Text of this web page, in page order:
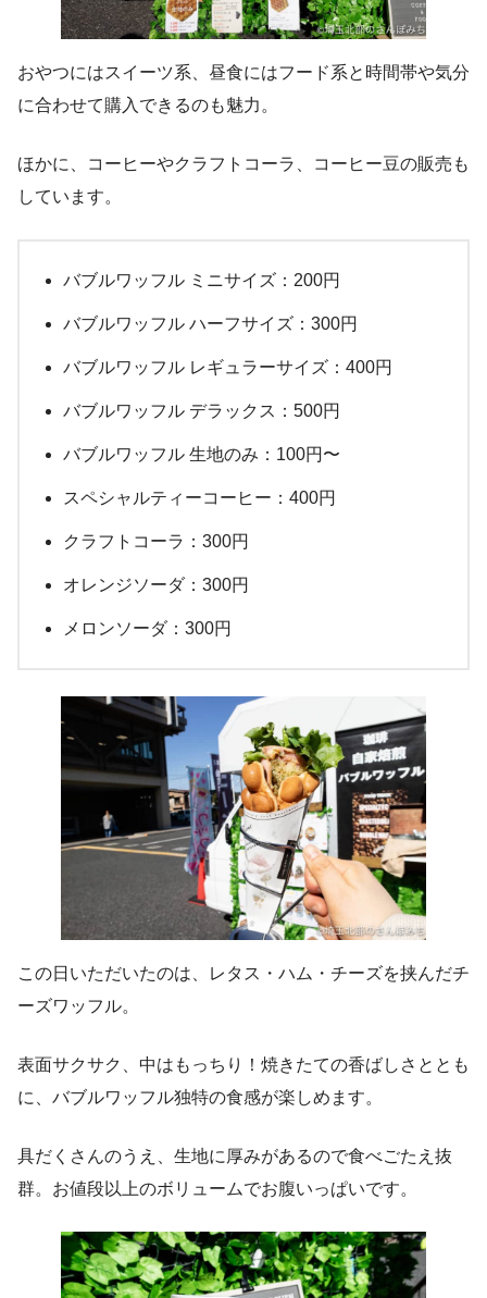
おやつにはスイーツ系、昼食にはフード系と時間帯や気分
に合わせて購入できるのも魅力。
ほかに、コーヒーやクラフトコーラ、コーヒー豆の販売も
しています。
バブルワッフル ミニサイズ：200円
バブルワッフル ハーフサイズ：300円
バブルワッフル レギュラーサイズ：400円
バブルワッフル デラックス：500円
バブルワッフル 生地のみ：100円〜
スペシャルティーコーヒー：400円
クラフトコーラ：300円
オレンジソーダ：300円
メロンソーダ：300円
この日いただいたのは、レタス・ハム・チーズを挟んだチ
ーズワッフル。
表面サクサク、中はもっちり！焼きたての香ばしさととも
に、バブルワッフル独特の食感が楽しめます。
具だくさんのうえ、生地に厚みがあるので食べごたえ抜
群。お値段以上のボリュームでお腹いっぱいです。